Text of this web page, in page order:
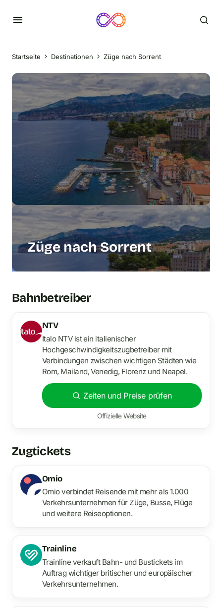
Startseite Destinationen Züge nach Sorrent
Züge nach Sorrent
Bahnbetreiber
NTV
Italo NTV ist ein italienischer
Hochgeschwindigkeitszugbetreiber mit
Verbindungen zwischen wichtigen Städten wie
Rom, Mailand, Venedig, Florenz und Neapel.
Zeiten und Preise prüfen
Offizielle Website
Zugtickets
Omio
Omio verbindet Reisende mit mehr als 1.000
Verkehrsunternehmen für Züge, Busse, Flüge
und weitere Reiseoptionen.
Trainline
Trainline verkauft Bahn- und Bustickets im
Auftrag wichtiger britischer und europäischer
Verkehrsunternehmen.